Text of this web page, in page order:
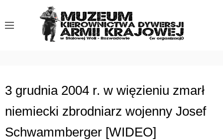
3 grudnia 2004 r. w więzieniu zmarł
niemiecki zbrodniarz wojenny Josef
Schwammberger [WIDEO]